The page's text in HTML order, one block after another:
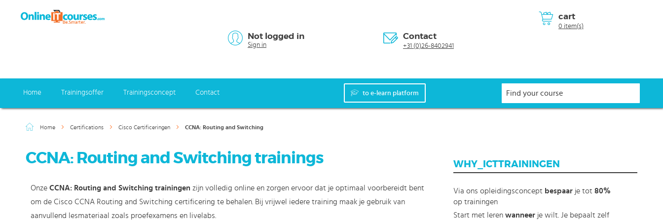
cart
0 item(s)
Not logged in
Sign in
Contact
+31 (0)26-8402941
Home Trainingsoffer Trainingsconcept Contact to e-learn platform
Home Certifications Cisco Certificeringen CCNA: Routing and Switching
CCNA: Routing and Switching trainings
Onze CCNA: Routing and Switching trainingen zijn volledig online en zorgen ervoor dat je optimaal voorbereidt bent
om de Cisco CCNA Routing and Switching certificering te behalen. Bij vrijwel iedere training maak je gebruik van
aanvullend lesmateriaal zoals proefexamens en livelabs.
WHY_ICTTRAININGEN
Via ons opleidingsconcept bespaarje tot 80%
op trainingen
Start met leren wanneerje wilt. Je bepaalt zelf